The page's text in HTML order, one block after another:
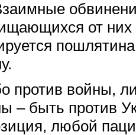
от них
против войны,
– быть против
любой